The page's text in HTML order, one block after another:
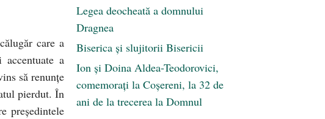
care a
a
să renunţe
pierdut. În
preşedintele
Legea deocheată a domnului
Dragnea
Biserica și slujitorii Bisericii
Ion și Doina Aldea-Teodorovici,
comemorați la Coșereni, la 32 de
ani de la trecerea la Domnul